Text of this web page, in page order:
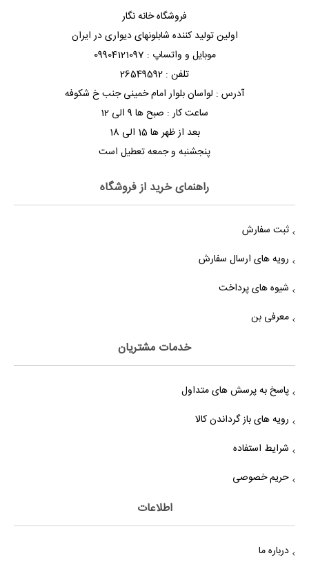
فروشگاه خانه نگار
اولین تولید کننده شابلونهای دیواری در ایران
موبایل و واتساپ : 09904121097
تلفن : 26549592
آدرس : لواسان بلوار امام خمینی جنب خ شکوفه
ساعت کار : صبح ها 9 الی 12
بعد از ظهر ها 15 الی 18
پنجشنبه و جمعه تعطیل است
راهنمای خرید از فروشگاه
ثبت سفارش
رویه های ارسال سفارش
شیوه های پرداخت
معرفی بن
خدمات مشتریان
پاسخ به پرسش های متداول
رویه های باز گرداندن کالا
شرایط استفاده
حریم خصوصی
اطلاعات
درباره ما